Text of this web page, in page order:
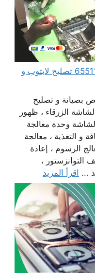
مهندس كمبيوتر النويصيب 65511033 تصليح لابتوب و
بصيانة و تصليح
الزرقاء ، ظهور
وحدة معالجة
و التغذية ، معالجة
الرسوم ، إعادة
التوانزستور ،
... اقرأ المزيد